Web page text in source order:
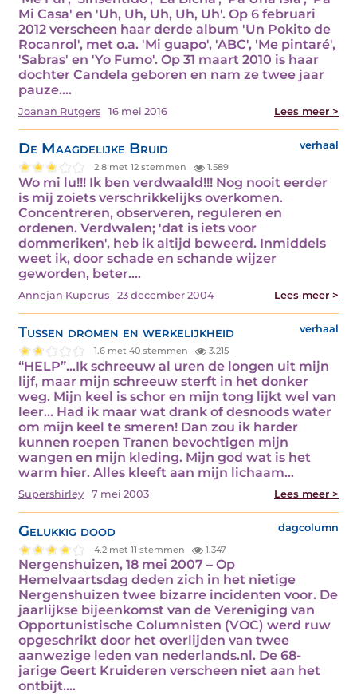
Mi Casa' en 'Uh, Uh, Uh, Uh, Uh'. Op 6 februari
2012 verscheen haar derde album 'Un Pokito de
Rocanrol', met o.a. 'Mi guapo', 'ABC', 'Me pintaré',
'Sabras' en 'Yo Fumo'. Op 31 maart 2010 is haar
dochter Candela geboren en nam ze twee jaar
pauze.…
Joanan Rutgers 16 mei 2016 Lees meer >
De Maagdelijke Bruid verhaal
2.8 met 12 stemmen 1.589
Wo mi lu!!! Ik ben verdwaald!!! Nog nooit eerder
is mij zoiets verschrikkelijks overkomen.
Concentreren, observeren, reguleren en
ordenen. Verdwalen; 'dat is iets voor
dommeriken', heb ik altijd beweerd. Inmiddels
weet ik, door schade en schande wijzer
geworden, beter.…
Annejan Kuperus 23 december 2004 Lees meer >
Tussen dromen en werkelijkheid verhaal
1.6 met 40 stemmen 3.215
“HELP”…Ik schreeuw al uren de longen uit mijn
lijf, maar mijn schreeuw sterft in het donker
weg. Mijn keel is schor en mijn tong lijkt wel van
leer… Had ik maar wat drank of desnoods water
om mijn keel te smeren! Dan zou ik harder
kunnen roepen Tranen bevochtigen mijn
wangen en mijn kleding. Mijn god wat is het
warm hier. Alles kleeft aan mijn lichaam…
Supershirley 7 mei 2003 Lees meer >
Gelukkig dood dagcolumn
4.2 met 11 stemmen 1.347
Nergenshuizen, 18 mei 2007 – Op
Hemelvaartsdag deden zich in het nietige
Nergenshuizen twee bizarre incidenten voor. De
jaarlijkse bijeenkomst van de Vereniging van
Opportunistische Columnisten (VOC) werd ruw
opgeschrikt door het overlijden van twee
aanwezige leden van nederlands.nl. De 68-
jarige Geert Kruideren verscheen niet aan het
ontbijt.…